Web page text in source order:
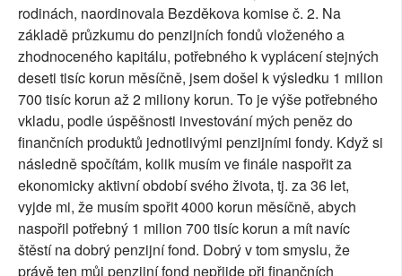
rodinách, naordinovala Bezděkova komise č. 2. Na
základě průzkumu do penzijních fondů vloženého a
zhodnoceného kapitálu, potřebného k vyplácení stejných
deseti tisíc korun měsíčně, jsem došel k výsledku 1 milion
700 tisíc korun až 2 miliony korun. To je výše potřebného
vkladu, podle úspěšnosti investování mých peněz do
finančních produktů jednotlivými penzijními fondy. Když si
následně spočítám, kolik musím ve finále naspořit za
ekonomicky aktivní období svého života, tj. za 36 let,
vyjde mi, že musím spořit 4000 korun měsíčně, abych
naspořil potřebný 1 milion 700 tisíc korun a mít navíc
štěstí na dobrý penzijní fond. Dobrý v tom smyslu, že
právě ten můj penzijní fond nepřijde při finančních